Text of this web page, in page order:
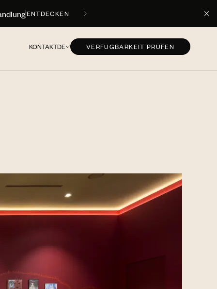
ENTDECKEN
KONTAKTDE VERFÜGBARKEIT PRÜFEN